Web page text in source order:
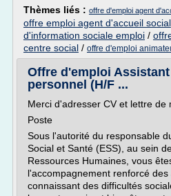
Thèmes liés : offre d'emploi agent
offre emploi agent d'accueil social
d'information sociale emploi /
centre social / offre d'emploi
Offre d'emploi
personnel (H/F ...
Merci d'adresser CV et lettre de
Poste
Sous l'autorité du responsable
Social et Santé (ESS), au sein
Ressources Humaines, vous
l'accompagnement renforcé
connaissant des difficultés